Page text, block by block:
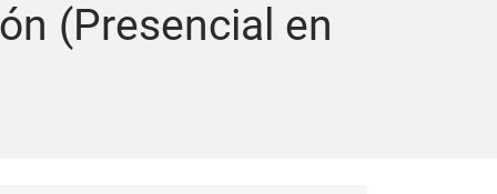
(Presencial en